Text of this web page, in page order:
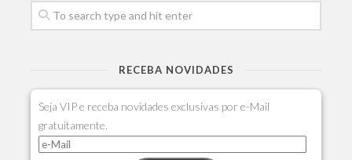
RECEBA NOVIDADES
Seja VIP e receba novidades exclusivas por e-Mail
gratuitamente.